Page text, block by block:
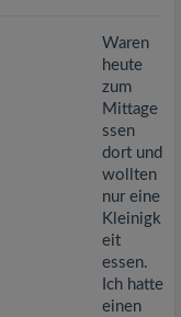
Waren
heute
zum
Mittage
ssen
dort und
wollten
nur eine
Kleinigk
eit
essen.
Ich hatte
einen